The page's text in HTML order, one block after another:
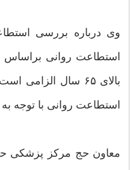
وی درباره بررسی
استطاعت روانی براساس
استطاعت روانی با توجه
معاون حج مرکز پزشکی